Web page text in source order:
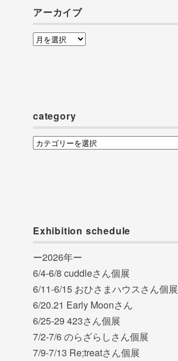
アーカイブ
ア
category
category
Exhibition schedule
ー2026年ー
6/4-6/8 cuddleさん個展
6/11-6/15 おひさまハウスさん個展
6/20.21 Early Moonさん
6/25-29 423さん個展
7/2-7/6 のらざらしさん個展
7/9-7/13 Re;treatさん個展